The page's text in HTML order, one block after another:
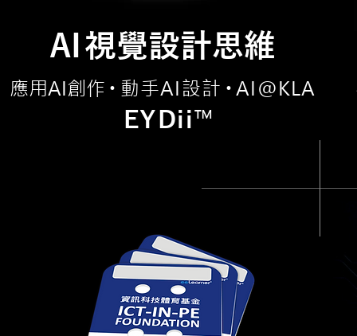
A 視覺設計思維
應用AI創作・ 動手AI設計・AI@KLA
EYDii™